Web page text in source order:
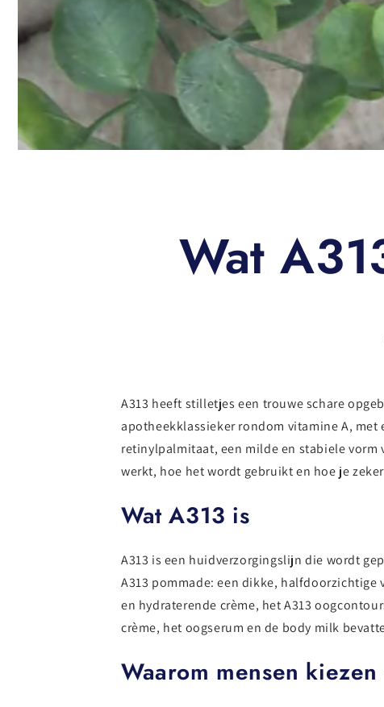
Wat
A313 heeft stilletjes een trouwe schare
apotheekklassieker rondom vitamine A,
retinylpalmitaat, een milde en stabiele vorm
werkt, hoe het wordt gebruikt en hoe je
Wat A313 is
A313 is een huidverzorgingslijn die wordt
A313 pommade: een dikke,
en hydraterende crème, het A313
crème, het oogserum en de body milk
Waarom mensen